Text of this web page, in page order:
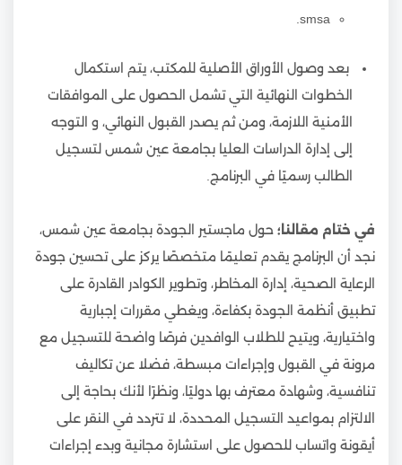
smsa.
بعد وصول الأوراق الأصلية للمكتب، يتم استكمال
الخطوات النهائية التي تشمل الحصول على الموافقات
الأمنية اللازمة، ومن ثم يصدر القبول النهائي، و التوجه
إلى إدارة الدراسات العليا بجامعة عين شمس لتسجيل
الطالب رسميًا في البرنامج.
في ختام مقالنا؛ حول ماجستير الجودة بجامعة عين شمس،
نجد أن البرنامج يقدم تعليمًا متخصصًا يركز على تحسين جودة
الرعاية الصحية، إدارة المخاطر، وتطوير الكوادر القادرة على
تطبيق أنظمة الجودة بكفاءة، ويغطي مقررات إجبارية
واختيارية، ويتيح للطلاب الوافدين فرصًا واضحة للتسجيل مع
مرونة في القبول وإجراءات مبسطة، فضلا عن تكاليف
تنافسية، وشهادة معترف بها دوليًا، ونظرًا لأنك بحاجة إلى
الالتزام بمواعيد التسجيل المحددة، لا تتردد في النقر على
أيقونة واتساب للحصول على استشارة مجانية وبدء إجراءات